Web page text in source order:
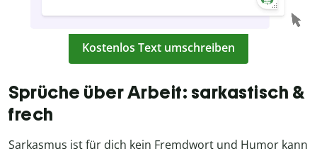
Kostenlos Text umschreiben
Sprüche über Arbeit: sarkastisch &
frech
Sarkasmus ist für dich kein Fremdwort und Humor kann